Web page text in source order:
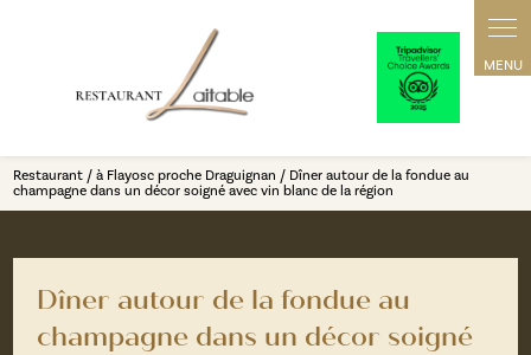
Restaurant / à Flayosc proche Draguignan / Dîner autour de la fondue au
champagne dans un décor soigné avec vin blanc de la région
Dîner autour de la fondue au
champagne dans un décor soigné